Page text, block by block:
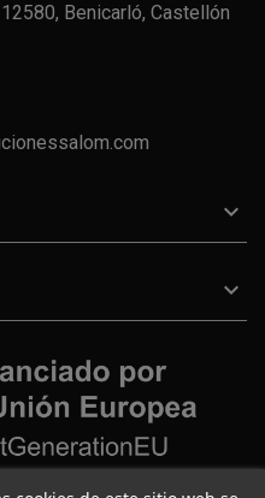
Benicarló, Castellón

